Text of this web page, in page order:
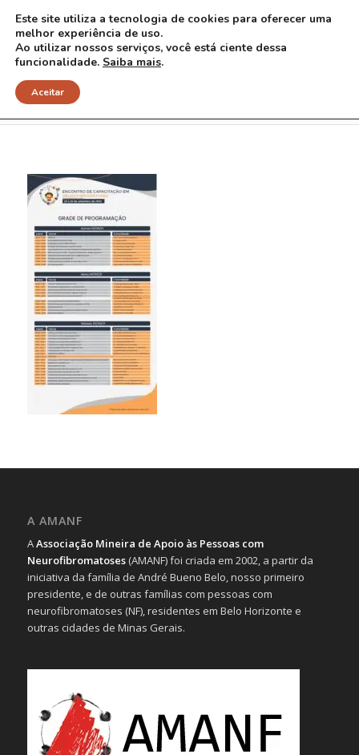
programação atualizada
A AMANF
AAssociação Mineira de Apoio às Pessoas com
Neurofibromatoses(AMANF) foi criada em 2002, a partir da
iniciativa da família de André Bueno Belo, nosso primeiro
presidente, e de outras famílias com pessoas com
neurofibromatoses (NF), residentes em Belo Horizonte e
outras cidades de Minas Gerais.
Este site utiliza a tecnologia de cookies para oferecer uma
melhor experiência de uso.
Ao utilizar nossos serviços, você está ciente dessa
funcionalidade. Saiba mais.
Aceitar